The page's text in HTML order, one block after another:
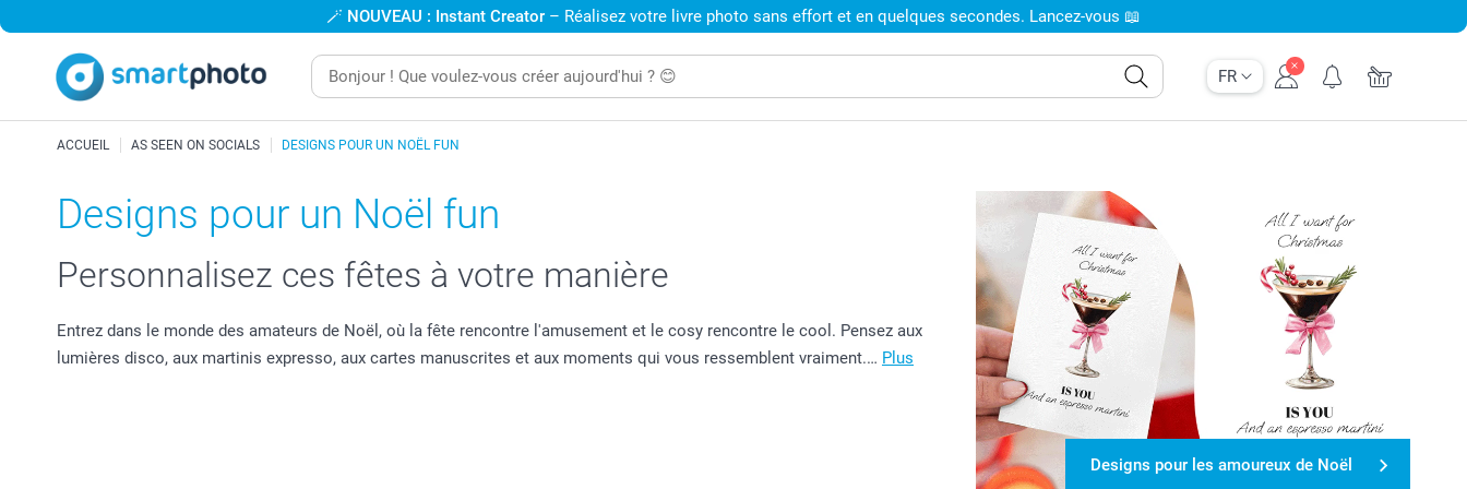
FR
🪄 NOUVEAU : Instant Creator – Réalisez votre livre photo sans effort et en quelques secondes. Lancez-vous 📖
ACCUEIL AS SEEN ON SOCIALS DESIGNS POUR UN NOËL FUN
Designs pour un Noël fun
Personnalisez ces fêtes à votre manière
Entrez dans le monde des amateurs de Noël, où la fête rencontre l'amusement et le cosy rencontre le cool. Pensez aux
lumières disco, aux martinis expresso, aux cartes manuscrites et aux moments qui vous ressemblent vraiment.… Plus
Designs pour les amoureux de Noël